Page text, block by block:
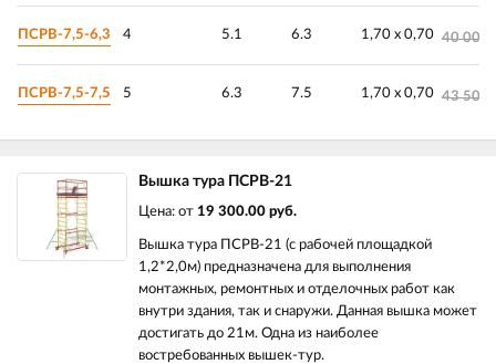
ПСРВ-7,5-6,3 4 5.1 6.3 1,70 х 0,70 40
ПСРВ-7,5-7,5 5 6.3 7.5 1,70 х 0,70 43
Вышка тура ПСРВ-21
Цена: от 19 300.00 руб.
Вышка тура ПСРВ-21 (с рабочей площадкой
1,2*2,0м) предназначена для выполнения
монтажных, ремонтных и отделочных работ как
внутри здания, так и снаружи. Данная вышка может
достигать до 21м. Одна из наиболее
востребованных вышек-тур.